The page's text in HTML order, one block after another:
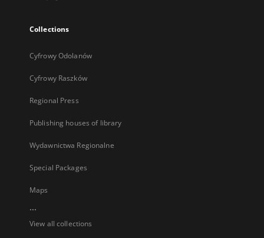
Collections
Cyfrowy Odolanów
Cyfrowy Raszków
Regional Press
Publishing houses of library
Wydawnictwa Regionalne
Special Packages
Maps
...
View all collections